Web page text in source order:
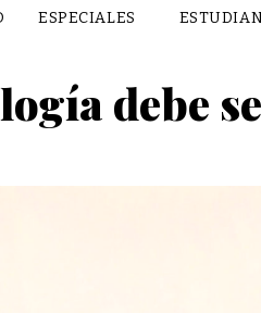
ESPECIALES
debe